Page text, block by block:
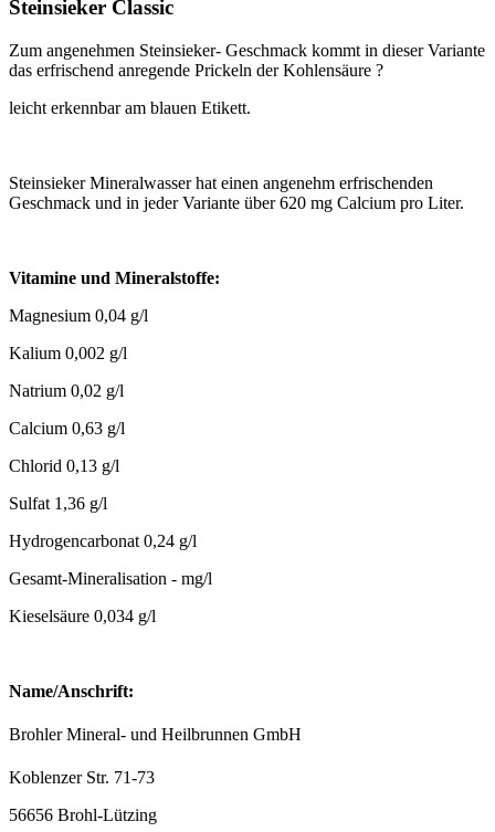
Steinsieker Classic
Zum angenehmen Steinsieker- Geschmack kommt in dieser Variante
das erfrischend anregende Prickeln der Kohlensäure ?
leicht erkennbar am blauen Etikett.
Steinsieker Mineralwasser hat einen angenehm erfrischenden
Geschmack und in jeder Variante über 620 mg Calcium pro Liter.
Vitamine und Mineralstoffe:
Magnesium 0,04 g/l
Kalium 0,002 g/l
Natrium 0,02 g/l
Calcium 0,63 g/l
Chlorid 0,13 g/l
Sulfat 1,36 g/l
Hydrogencarbonat 0,24 g/l
Gesamt-Mineralisation - mg/l
Kieselsäure 0,034 g/l
Name/Anschrift:
Brohler Mineral- und Heilbrunnen GmbH
Koblenzer Str. 71-73
56656 Brohl-Lützing